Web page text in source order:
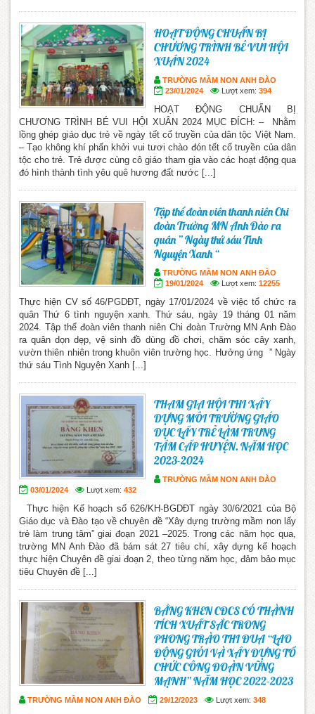
HOẠT ĐỘNG CHUẨN BỊ
CHƯƠNG TRÌNH BÉ VUI HỘI
XUÂN 2024
TRƯỜNG MẦM NON ANH ĐÀO
23/01/2024
Lượt xem: 394
HOẠT ĐỘNG CHUẨN BỊ
CHƯƠNG TRÌNH BÉ VUI HỘI XUÂN 2024 MỤC ĐÍCH: – Nhằm
lồng ghép giáo dục trẻ về ngày tết cổ truyền của dân tộc Việt Nam.
– Tạo không khí phấn khởi vui tươi chào đón tết cổ truyền của dân
tộc cho trẻ. Trẻ được cùng cô giáo tham gia vào các hoạt động qua
đó hình thành tình yêu quê hương đất nước [...]
Tập thể đoàn viên thanh niên Chi
đoàn Trường MN Anh Đào ra
quân ” Ngày thứ sáu Tình
Nguyện Xanh “
TRƯỜNG MẦM NON ANH ĐÀO
19/01/2024
Lượt xem: 12255
Thực hiện CV số 46/PGDĐT, ngày 17/01/2024 về việc tổ chức ra
quân Thứ 6 tình nguyện xanh. Thứ sáu, ngày 19 tháng 01 năm
2024. Tập thể đoàn viên thanh niên Chi đoàn Trường MN Anh Đào
ra quân dọn dẹp, vệ sinh đồ dùng đồ chơi, chăm sóc cây xanh,
vườn thiên nhiên trong khuôn viên trường học. Hưởng ứng ” Ngày
thứ sáu Tình Nguyện Xanh [...]
THAM GIA HỘI THI XÂY
DỰNG MÔI TRƯỜNG GIÁO
DỤC LẤY TRẺ LÀM TRUNG
TÂM CẤP HUYỆN. NĂM HỌC
2023-2024
TRƯỜNG MẦM NON ANH ĐÀO
03/01/2024
Lượt xem: 432
Thực hiện Kế hoạch số 626/KH-BGDĐT ngày 30/6/2021 của Bộ
Giáo dục và Đào tạo về chuyên đề “Xây dựng trường mầm non lấy
trẻ làm trung tâm” giai đoạn 2021 –2025. Trong các năm học qua,
trường MN Anh Đào đã bám sát 27 tiêu chí, xây dựng kế hoạch
thực hiện Chuyên đề giai đoạn 2, theo từng năm học, đảm bảo mục
tiêu Chuyên đề [...]
BẰNG KHEN CĐCS CÓ THÀNH
TÍCH XUẤT SẮC TRONG
PHONG TRÀO THI ĐUA “LAO
ĐỘNG GIỎI VÀ XÂY DỰNG TỔ
CHỨC CÔNG ĐOÀN VỮNG
MẠNH” NĂM HỌC 2022-2023
TRƯỜNG MẦM NON ANH ĐÀO 29/12/2023 Lượt xem: 348